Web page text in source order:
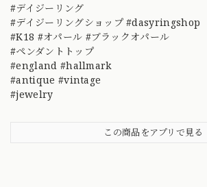
#デイジーリング
#デイジーリングショップ #dasyringshop
#K18 #オパール #ブラックオパール
#ペンダントトップ
#england #hallmark
#antique #vintage
#jewelry
この商品をアプリで見る